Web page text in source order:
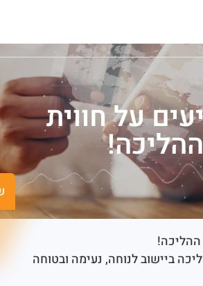
שישים
חווית
לנוחה, נעימה ובטוחה